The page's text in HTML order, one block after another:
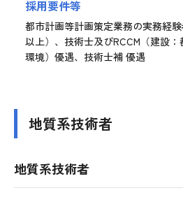
採用要件等
都市計画等計画策定業務の実務経
以上）、技術士及びRCCM（建設
環境）優遇、技術士補 優遇
地質系技術者
地質系技術者